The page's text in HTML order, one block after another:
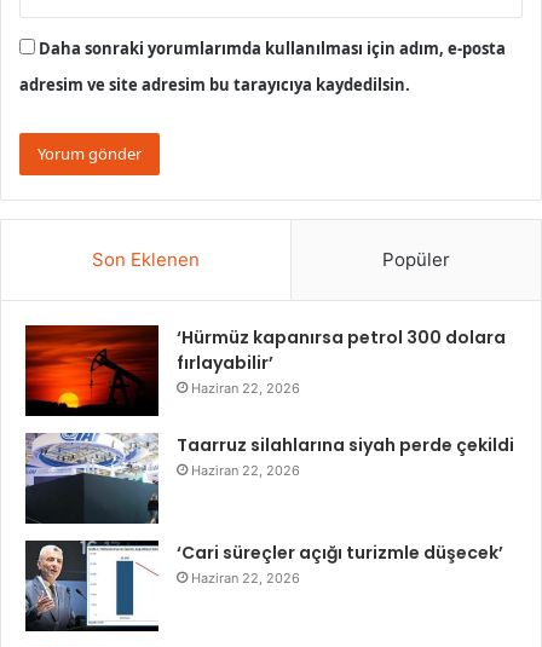
Daha sonraki yorumlarımda kullanılması için adım, e-posta
adresim ve site adresim bu tarayıcıya kaydedilsin.
Son Eklenen Popüler
‘Hürmüz kapanırsa petrol 300 dolara
fırlayabilir’
Haziran 22, 2026
Taarruz silahlarına siyah perde çekildi
Haziran 22, 2026
‘Cari süreçler açığı turizmle düşecek’
Haziran 22, 2026